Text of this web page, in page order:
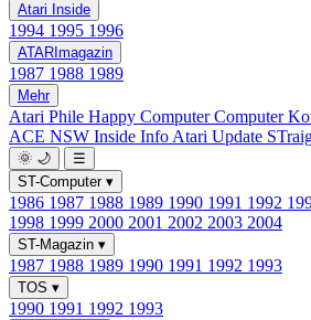
Atari Inside
1994 1995 1996
ATARImagazin
1987 1988 1989
Mehr
Atari Phile Happy ComputerComputer
ACE NSW Inside Info Atari Update
🌞 🌙
☰
ST-Computer ▾
1986 1987 1988 1989 1990 1991 1992
1998 1999 2000 2001 2002 2003 2004
ST-Magazin ▾
1987 1988 1989 1990 1991 1992 1993
TOS ▾
1990 1991 1992 1993